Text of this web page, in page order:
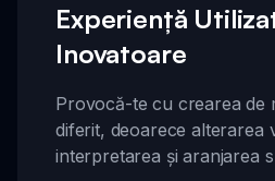
Experiență
Inovatoare
Provocă-te cu crearea de
diferit, deoarece alterarea
interpretarea și aranjarea